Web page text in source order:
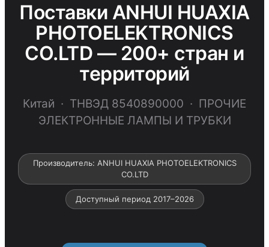
Поставки ANHUI HUAXIA
PHOTOELEKTRONICS
CO.LTD — 200+ стран и
территорий
Китай · ТНВЭД 8540890000 · ПРОЧИЕ
ЭЛЕКТРОННЫЕ ЛАМПЫ И ТРУБКИ
Производитель: ANHUI HUAXIA PHOTOELEKTRONICS
CO.LTD
Доступный период 2017–2026